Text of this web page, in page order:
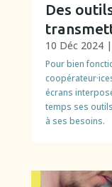
Des
10 Déc 2024|
Pour bien
écrans
temps ses
à ses besoins.